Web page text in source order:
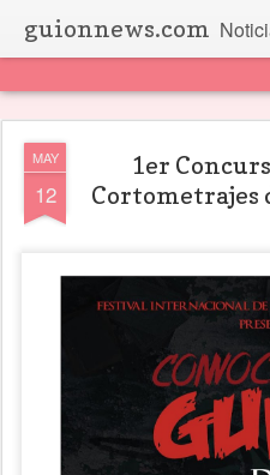
guionnews.com Noticias
MAY
12
1er
Cortometrajes